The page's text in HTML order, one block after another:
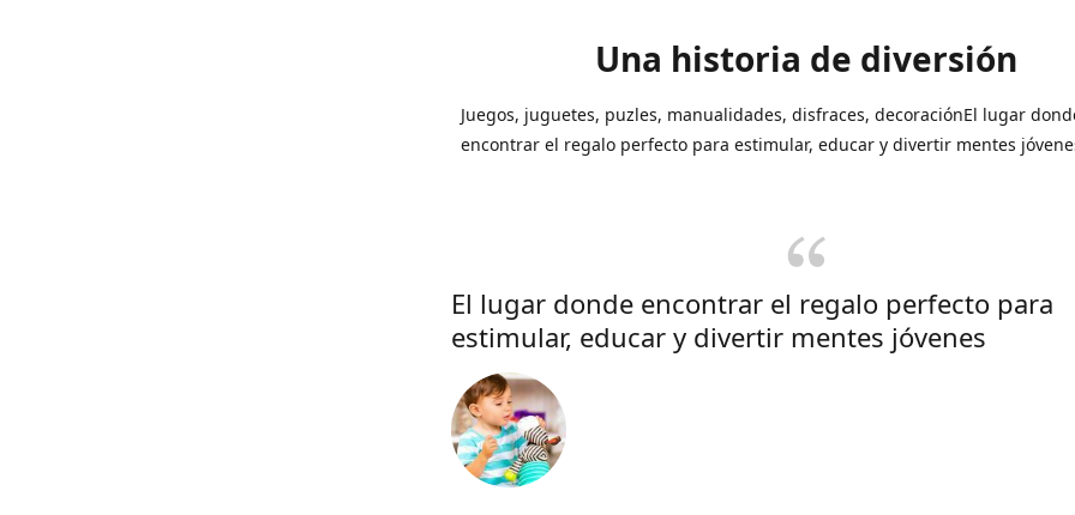
Una historia de diversión
Juegos, juguetes, puzles, manualidades, disfraces, decoraciónEl lugar
encontrar el regalo perfecto para estimular, educar y divertir mentes
El lugar donde encontrar el regalo perfecto para
estimular, educar y divertir mentes jóvenes